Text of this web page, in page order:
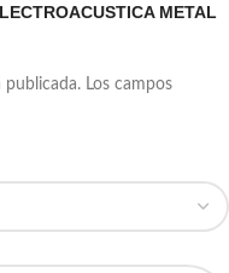
METAL
publicada. Los campos